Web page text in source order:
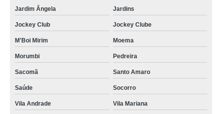
Jardim Ângela Jardins
Jockey Club Jockey Clube
M'Boi Mirim Moema
Morumbi Pedreira
Sacomã Santo Amaro
Saúde Socorro
Vila Andrade Vila Mariana